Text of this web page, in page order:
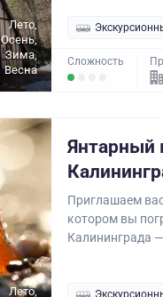
Лето,
Осень,
Зима,
Весна
Сложность
Лето,
Янтарный
Приглашаем
котором вы
Калининграда